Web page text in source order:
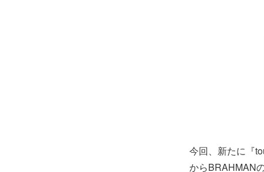
今回、新たに『
からBRAHMAN